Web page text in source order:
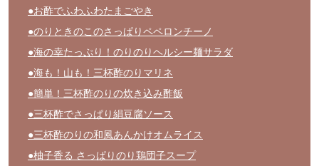
●お酢でふわふわたまごやき
●のりときのこのさっぱりペペロンチーノ
●海の幸たっぷり！のりのりヘルシー麺サラダ
●海も！山も！三杯酢のりマリネ
●簡単！三杯酢のりの炊き込み酢飯
●三杯酢でさっぱり絹豆腐ソース
●三杯酢のりの和風あんかけオムライス
●柚子香る さっぱりのり鶏団子スープ